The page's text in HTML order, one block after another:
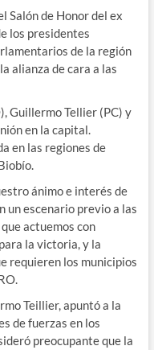
Salón de Honor del ex
los presidentes
de la región
alianza de cara a las
Guillermo Tellier (PC) y
en la capital.
en las regiones de
ánimo e interés de
un escenario previo a las
actuemos con
la victoria, y la
requieren los municipios
Teillier, apuntó a la
de fuerzas en los
preocupante que la